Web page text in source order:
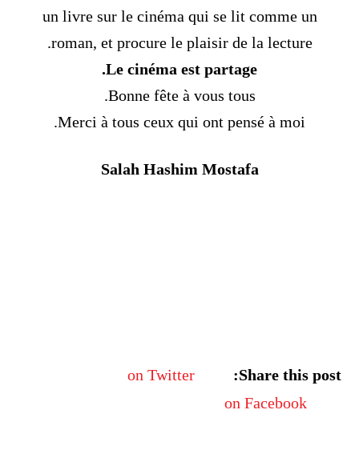
un livre sur le cinéma qui se lit comme un
roman, et procure le plaisir de la lecture.
Le cinéma est partage.
Bonne fête à vous tous.
Merci à tous ceux qui ont pensé à moi.
Salah Hashim Mostafa
Share this post:
on Twitter
on Facebook